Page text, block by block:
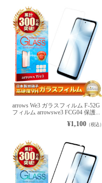
arrows We3 ガラスフィルム F-52G
フィルム arrowswe3 FCG04 保護...
¥1,100（税込）